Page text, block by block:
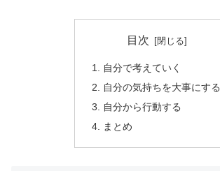
目次
自分で考えていく
自分の気持ちを大事にする
自分から行動する
まとめ